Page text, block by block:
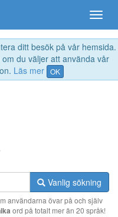
ditt besök på vår hemsida.
du väljer att använda vår
Läs mer OK
Vanlig sökning
användarna övar på och själv
ord på totalt mer än 20 språk!